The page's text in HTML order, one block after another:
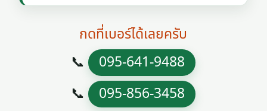
กดที่เบอร์ได้เลยครับ
📞 095-641-9488
📞 095-856-3458